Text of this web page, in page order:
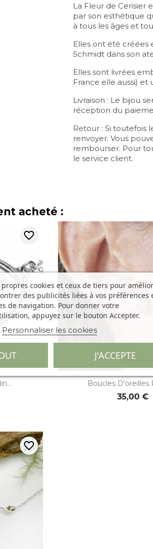
La Fleur de Cerisier
par son esthétique
à tous les âges et
Elles ont été créées
Schmidt dans son
Elles sont livrées
France elle aussi) et
Livraison : Le bijou
réception du
Retour : Si toutefois
renvoyer. Vous
rembourser. Pour
le service client.
acheté :
favorite_border
Aperçu
Boucles D'oreilles
35,00 €
favorite_border
cookies et ceux de tiers pour
des publicités liées à vos préférences
de navigation. Pour donner votre
appuyez sur le bouton Accepter.
Personnaliser les cookies
J'ACCEPTE